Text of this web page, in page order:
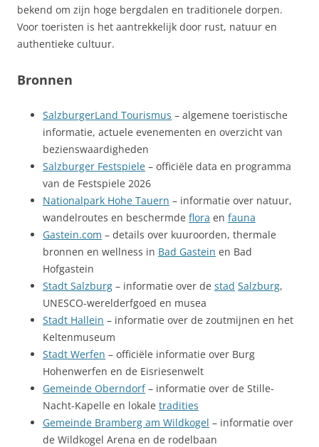
bekend om zijn hoge bergdalen en traditionele dorpen.
Voor toeristen is het aantrekkelijk door rust, natuur en
authentieke cultuur.
Bronnen
SalzburgerLand Tourismus – algemene toeristische
informatie, actuele evenementen en overzicht van
bezienswaardigheden
Salzburger Festspiele – officiële data en programma
van de Festspiele 2026
Nationalpark Hohe Tauern – informatie over natuur,
wandelroutes en beschermde flora en fauna
Gastein.com – details over kuuroorden, thermale
bronnen en wellness in Bad Gastein en Bad
Hofgastein
Stadt Salzburg – informatie over de stad Salzburg,
UNESCO-werelderfgoed en musea
Stadt Hallein – informatie over de zoutmijnen en het
Keltenmuseum
Stadt Werfen – officiële informatie over Burg
Hohenwerfen en de Eisriesenwelt
Gemeinde Oberndorf– informatie over de Stille-
Nacht-Kapelle en lokale tradities
Gemeinde Bramberg am Wildkogel – informatie over
de Wildkogel Arena en de rodelbaan